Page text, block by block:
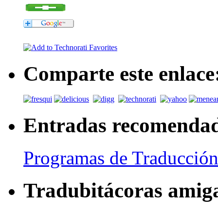
Comparte este
Entradas
Programas de
Tradubitácoras